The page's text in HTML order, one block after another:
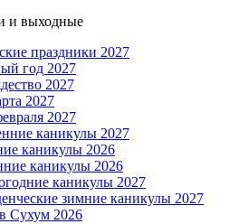
и выходные
праздники 2027
год 2027
2027
2027
2027
каникулы 2027
каникулы 2026
каникулы 2026
каникулы 2027
зимние каникулы 2027
Сухум 2026